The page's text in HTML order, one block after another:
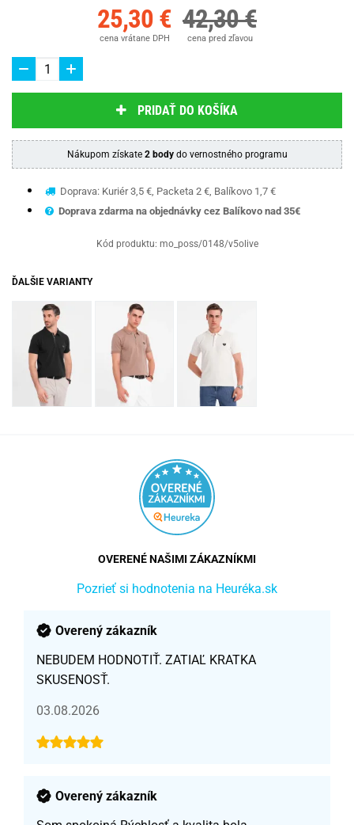
25,30 €
cena vrátane DPH
42,30 €
cena pred zľavou
PRIDAŤ DO KOŠÍKA
Nákupom získate 2 bodydo vernostného programu
Doprava: Kuriér 3,5 €, Packeta 2 €, Balíkovo 1,7 €
Doprava zdarma na objednávky cez Balíkovo nad 35€
Kód produktu: mo_poss/0148/v5olive
ĎALŠIE VARIANTY
OVERENÉ NAŠIMI ZÁKAZNÍKMI
Pozrieť si hodnotenia na Heuréka.sk
Overený zákazník
NEBUDEM HODNOTIŤ. ZATIAĽ KRATKA
SKUSENOSŤ.
03.08.2026
Overený zákazník